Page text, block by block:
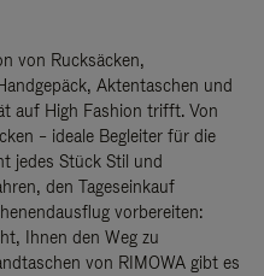
von Rucksäcken,
Aktentaschen und
auf High Fashion trifft. Von
– ideale Begleiter für die
jedes Stück Stil und
den Tageseinkauf
vorbereiten:
Ihnen den Weg zu
von RIMOWA gibt es